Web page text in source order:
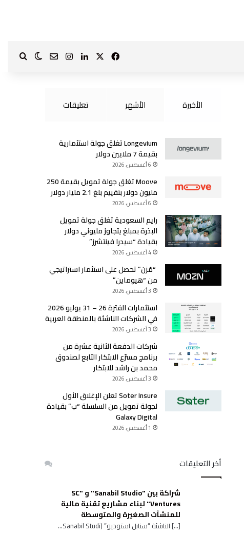
فيسبوك لينكدإنانستقرامالوضعبحث
الأخيرة الأشهر تعليقات
Longevium تغلق جولة استثمارية
بقيمة 7 ملايين دولار
6 أغسطس، 2026
Moove تغلق جولة تمويل بقيمة 250
مليون دولار بتقييم بلغ 2.1 مليار دولار
6 أغسطس، 2026
رايم السعودية تغلق جولة تمويل
البذرة بمبلغ يتجاوز مليوني دولار
بقيادة “سيدرا فينتشرز”
4 أغسطس، 2026
“مُزن” تحصل على استثمار استراتيجي
من “هيوماين”
3 أغسطس، 2026
استثمارات الفترة 26 – 31 يوليو 2026
في الشركات الناشئة بالمنطقة العربية
3 أغسطس، 2026
شركات الدفعة الثانية عشرة من
برنامج مسرّع الابتكار التابع لصندوق
محمد بن راشد للابتكار
3 أغسطس، 2026
Soter Insure تعلن الإغلاق الأول
لجولة تمويل من السلسلة “ب” بقيادة
Galaxy Digital
1 أغسطس، 2026
أخر التعليقات
شراكة بين "Sanabil Studio" و "SC
Ventures" لبناء مشاريع تقنية مالية
للمنشآت الصغيرة والمتوسطة
[…] الناشئة “سنابل استوديو” (Sanabil Studi...